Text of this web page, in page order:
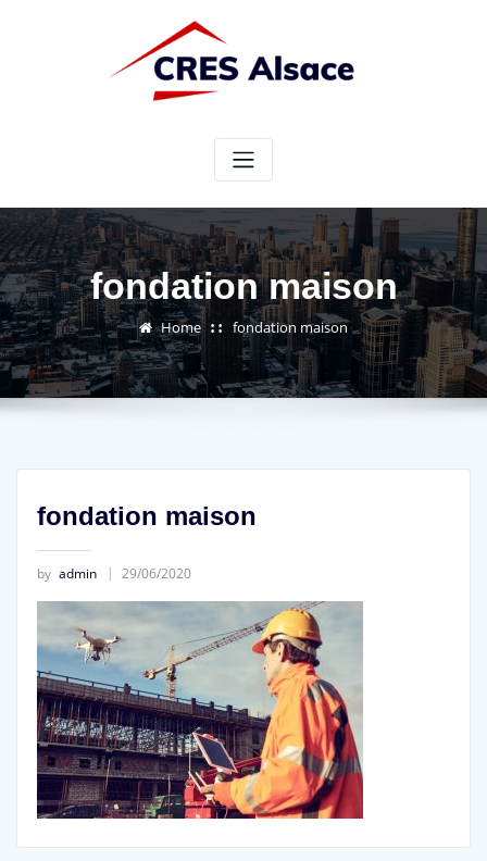
fondation maison
Home fondation maison
fondation maison
by admin 29/06/2020